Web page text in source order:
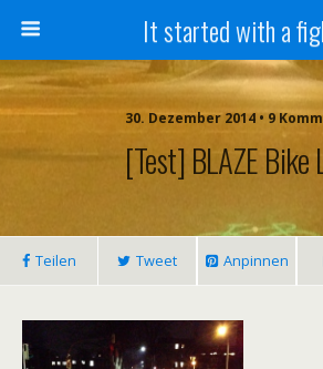
It started with a
30. Dezember 2014 • 9
[Test] BLAZE
Teilen Tweet Anpinnen